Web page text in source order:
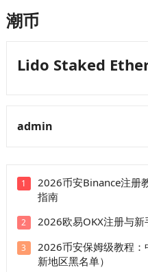
潮币
Lido Staked
admin
1
2026币安Binance注册
指南
2 2026欧易OKX注册与
3
2026币安保姆级教程
新地区黑名单）